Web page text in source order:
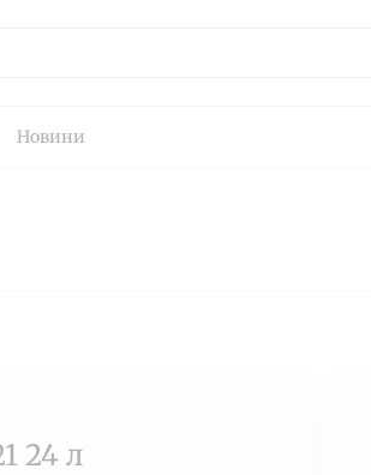
Новини
24 л